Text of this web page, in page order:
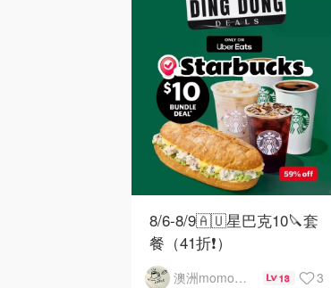
8/6-8/9🇦🇺星巴克10🔪套
餐（41折❗）
澳洲momo爱吃 13 3